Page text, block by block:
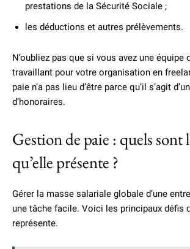
prestations de la Sécurité Sociale ;
les déductions et autres prélèvements.
N’oubliez pas que si vous avez une équipe
travaillant pour votre organisation en
paie n’a pas lieu d’être parce qu’il s’agit
d’honoraires.
Gestion de paie : quels sont
qu’elle présente ?
Gérer la masse salariale globale d’une
une tâche facile. Voici les principaux défis
représente.